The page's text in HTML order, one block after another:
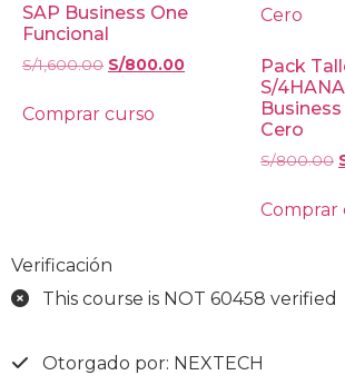
SAP Business One
Funcional
S/1,600.00 S/800.00
Comprar curso
Pack
S/
Cero
S/800.00
Comprar
Verificación
This course is NOT 60458 verified
Otorgado por: NEXTECH